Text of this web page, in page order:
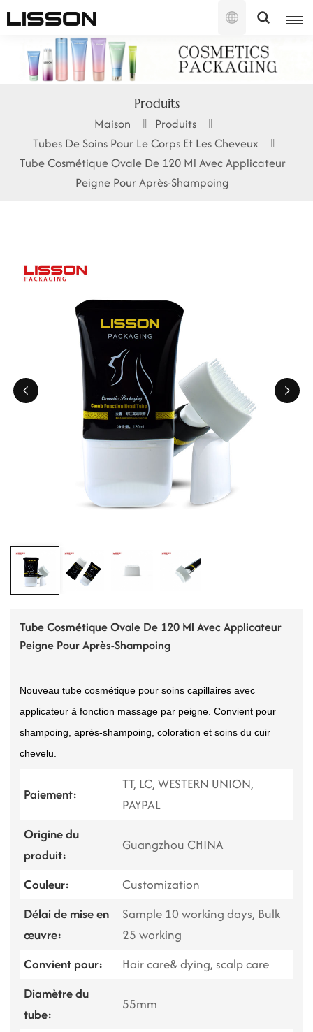
Français
English
français
русский
español
한국의
ไทย
Tiếng việt
中文
Produits
Maison
Produits
Tubes De Soins Pour Le Corps Et Les Cheveux
Tube Cosmétique Ovale De 120 Ml Avec Applicateur
Peigne Pour Après-Shampoing
Tube Cosmétique Ovale De 120 Ml Avec Applicateur
Peigne Pour Après-Shampoing
Nouveau tube cosmétique pour soins capillaires avec
applicateur à fonction massage par peigne. Convient pour
shampoing, après-shampoing, coloration et soins du cuir
chevelu.
Paiement:
TT, LC, WESTERN UNION,
PAYPAL
Origine du
produit:
Guangzhou CHINA
Couleur:
Customization
Délai de mise en
œuvre:
Sample 10 working days, Bulk
25 working
Convient pour:
Hair care& dying, scalp care
Diamètre du
tube:
55mm